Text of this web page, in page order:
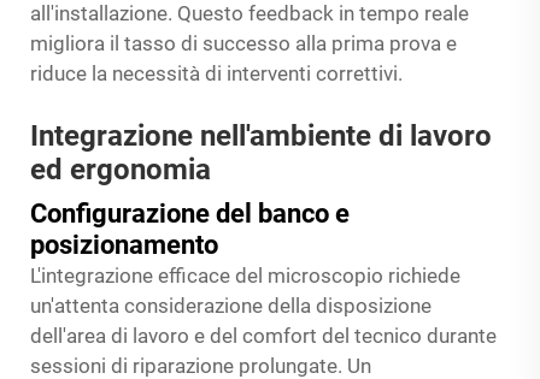
all'installazione. Questo feedback in tempo reale
migliora il tasso di successo alla prima prova e
riduce la necessità di interventi correttivi.
Integrazione nell'ambiente di lavoro
ed ergonomia
Configurazione del banco e
posizionamento
L'integrazione efficace del microscopio richiede
un'attenta considerazione della disposizione
dell'area di lavoro e del comfort del tecnico durante
sessioni di riparazione prolungate. Un